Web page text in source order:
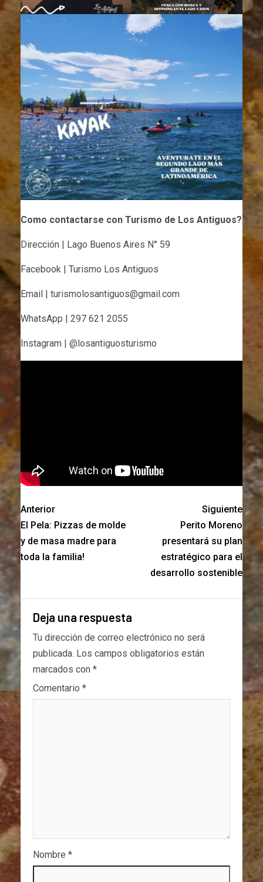
Como contactarse con Turismo de Los Antiguos?
Dirección | Lago Buenos Aires N° 59
Facebook | Turismo Los Antiguos
Email | turismolosantiguos@gmail.com
WhatsApp | 297 621 2055
Instagram | @losantiguosturismo
Anterior
El Pela: Pizzas de molde
y de masa madre para
toda la familia!
Siguiente
Perito Moreno
presentará su plan
estratégico para el
desarrollo sostenible
Deja una respuesta
Tu dirección de correo electrónico no será
publicada. Los campos obligatorios están
marcados con *
Comentario *
Nombre *